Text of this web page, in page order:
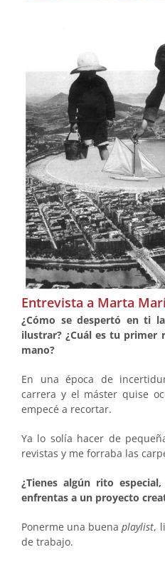
Entrevista a Marta
¿Cómo se despertó en ti
ilustrar? ¿Cuál es tu primer
mano?
En una época de
carrera y el máster quise
empecé a recortar.
Ya lo solía hacer de
revistas y me forraba las
¿Tienes algún rito
enfrentas a un proyecto
Ponerme una buenaplaylist,
de trabajo.